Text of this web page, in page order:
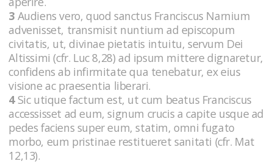
3 Audiens vero, quod sanctus Franciscus Narnium
advenisset, transmisit nuntium ad episcopum
civitatis, ut, divinae pietatis intuitu, servum Dei
Altissimi (cfr. Luc 8,28) ad ipsum mittere dignaretur,
confidens ab infirmitate qua tenebatur, ex eius
visione ac praesentia liberari.
4Sic utique factum est, ut cum beatus Franciscus
accessisset ad eum, signum crucis a capite usque ad
pedes faciens super eum, statim, omni fugato
morbo, eum pristinae restitueret sanitati (cfr. Mat
12,13).